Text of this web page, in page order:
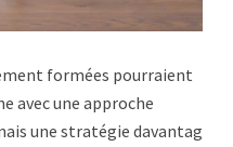
formées pourraient
avec une approche
une stratégie davantage